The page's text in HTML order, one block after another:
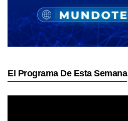
El Programa De Esta Semana